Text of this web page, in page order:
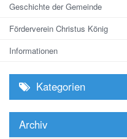
Geschichte der Gemeinde
Förderverein Christus König
Informationen
Kategorien
Archiv